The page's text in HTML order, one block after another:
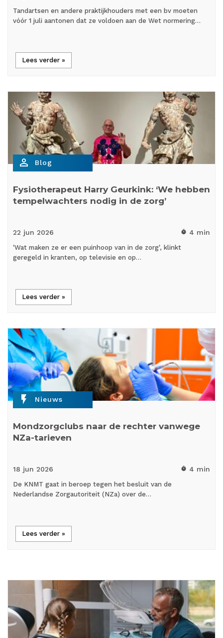
Tandartsen en andere praktijkhouders met een bv moeten
vóór 1 juli aantonen dat ze voldoen aan de Wet normering…
Lees verder »
person_outline Blog
Fysiotherapeut Harry Geurkink: ‘We hebben
tempelwachters nodig in de zorg’
22 jun 2026 timer 4 min
'Wat maken ze er een puinhoop van in de zorg', klinkt
geregeld in kranten, op televisie en op…
Lees verder »
flash_on Nieuws
Mondzorgclubs naar de rechter vanwege
NZa-tarieven
18 jun 2026 timer 4 min
De KNMT gaat in beroep tegen het besluit van de
Nederlandse Zorgautoriteit (NZa) over de…
Lees verder »